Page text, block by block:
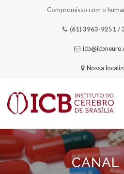
Compromisso com o
(61) 3963-9251 /
Nossa
Skip
to
content
HOME CANAL